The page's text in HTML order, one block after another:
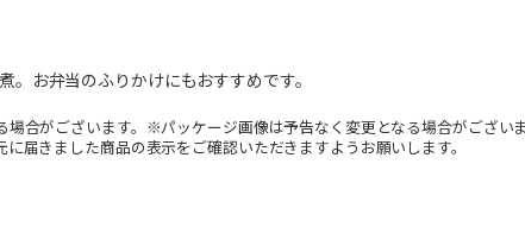
。お弁当のふりかけにもおすすめです。
合がございます。※パッケージ画像は予告なく変更となる場合がござい
届きました商品の表示をご確認いただきますようお願いします。